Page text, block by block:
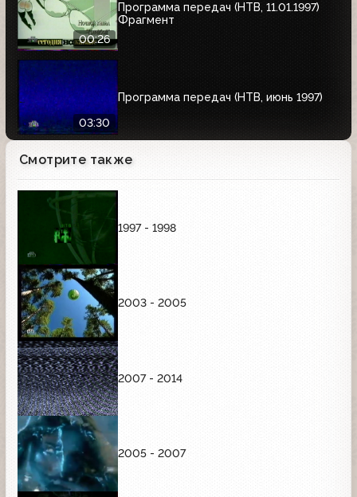
00:26
Программа передач (НТВ, 11.01.1997)
Фрагмент
03:30
Программа передач (НТВ, июнь 1997)
Смотрите также
1997 - 1998
2003 - 2005
2007 - 2014
2005 - 2007